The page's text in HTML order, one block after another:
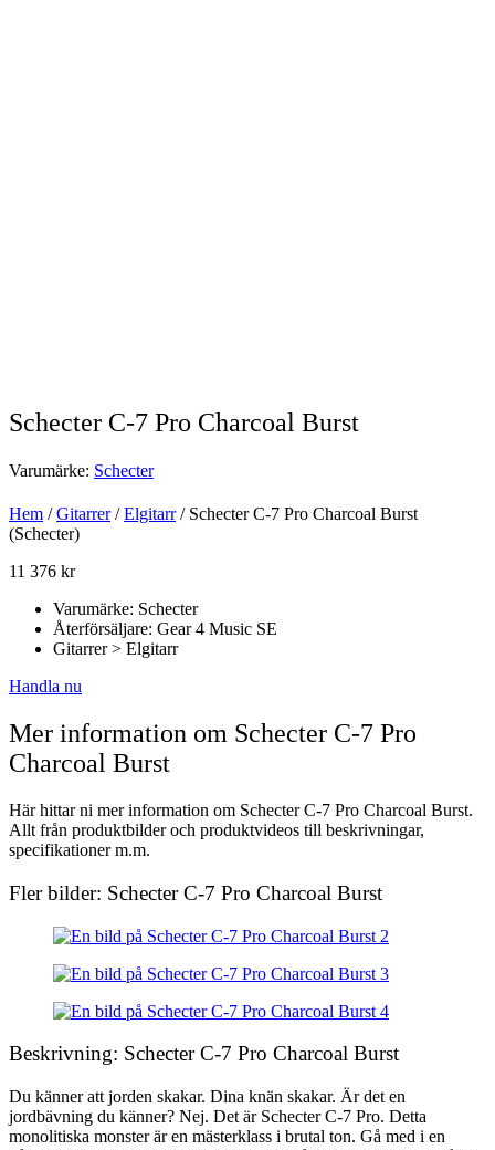
Schecter C-7 Pro Charcoal Burst
Varumärke: Schecter
Hem /Gitarrer/Elgitarr/ Schecter C-7 Pro Charcoal Burst
(Schecter)
11 376 kr
Varumärke: Schecter
Återförsäljare: Gear 4 Music SE
Gitarrer > Elgitarr
Handla nu
Mer information om Schecter C-7 Pro
Charcoal Burst
Här hittar ni mer information om Schecter C-7 Pro Charcoal Burst.
Allt från produktbilder och produktvideos till beskrivningar,
specifikationer m.m.
Fler bilder: Schecter C-7 Pro Charcoal Burst
Beskrivning: Schecter C-7 Pro Charcoal Burst
Du känner att jorden skakar. Dina knän skakar. Är det en
jordbävning du känner? Nej. Det är Schecter C-7 Pro. Detta
monolitiska monster är en mästerklass i brutal ton. Gå med i en